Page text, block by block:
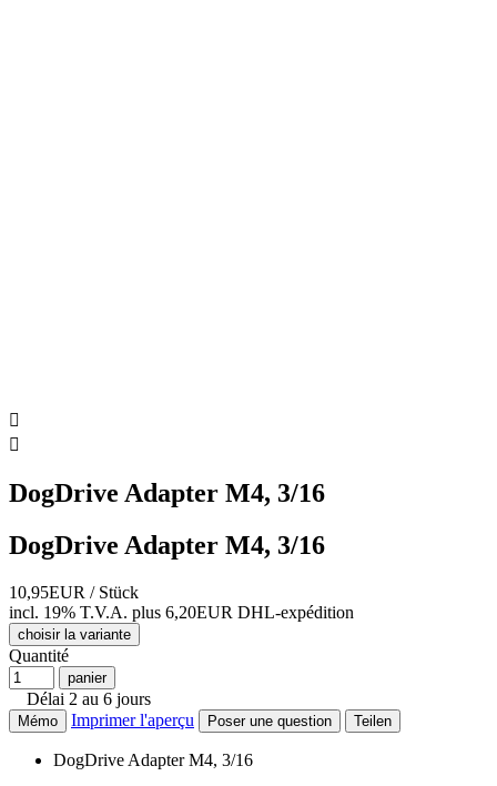


DogDrive Adapter M4, 3/16
DogDrive Adapter M4, 3/16
10,95EUR / Stück
incl. 19% T.V.A. plus 6,20EUR DHL-expédition
choisir la variante
Quantité
panier
Délai 2 au 6 jours
Mémo Imprimer l'aperçu Poser une question Teilen
DogDrive Adapter M4, 3/16